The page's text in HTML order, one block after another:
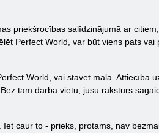
priekšrocības salīdzinājumā ar
Perfect World, var būt viens pats
World, vai stāvēt malā. Attiecībā
tam darba vietu, jūsu raksturs
caur to - prieks, protams, nav